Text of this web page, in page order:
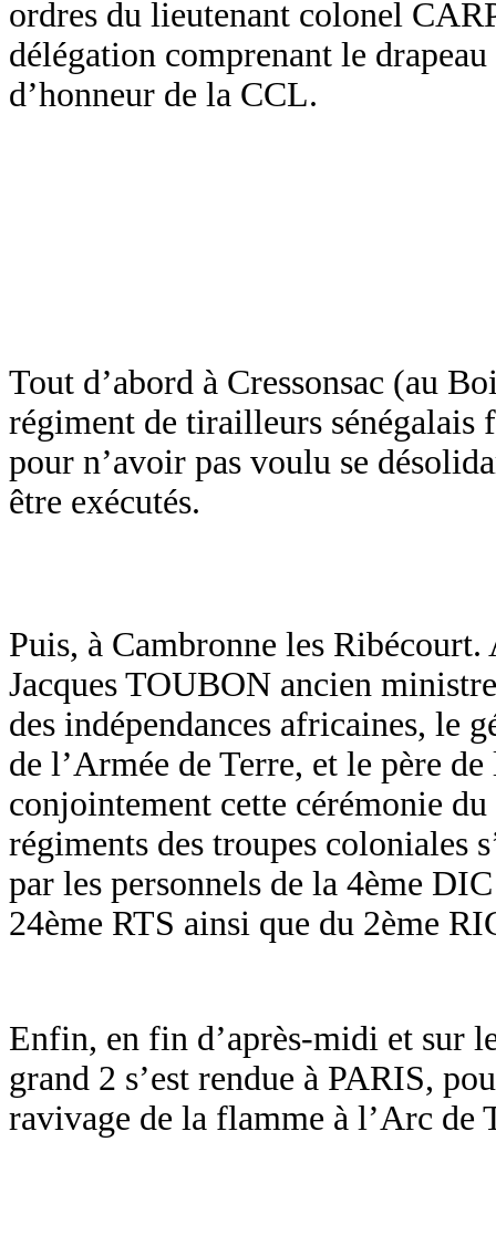
ordres du lieutenant colonel
délégation comprenant le drapeau
d’honneur de la CCL.
Tout d’abord à Cressonsac (au
régiment de tirailleurs sénégalais
pour n’avoir pas voulu se
être exécutés.
Puis, à Cambronne les
Jacques TOUBON ancien
des indépendances africaines, le
de l’Armée de Terre, et le père
conjointement cette cérémonie
régiments des troupes coloniales
par les personnels de la 4ème
24ème RTS ainsi que du 2ème
Enfin, en fin d’après-midi et sur
grand 2 s’est rendue à PARIS,
ravivage de la flamme à l’Arc de